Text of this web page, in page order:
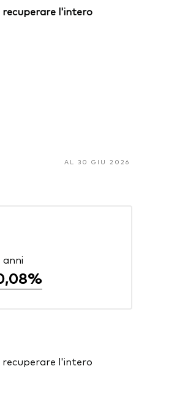
recuperare l'intero
AL 30 GIU 2026
anni
recuperare l'intero